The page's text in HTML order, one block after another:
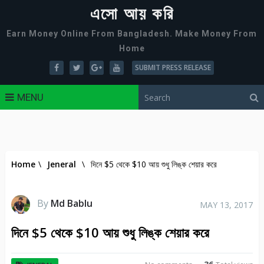
এসো আয় করি
Earn Money Online From Bangladesh. Make Money From
Home
SUBMIT PRESS RELEASE
MENU
Home \ Jeneral \ দিনে $5 থেকে $10 আয় শুধু লিঙ্ক শেয়ার করে
By Md Bablu MAY 13, 2017
দিনে $5 থেকে $10 আয় শুধু লিঙ্ক শেয়ার করে